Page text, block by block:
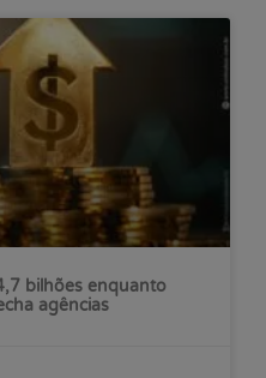
bilhões enquanto
agências